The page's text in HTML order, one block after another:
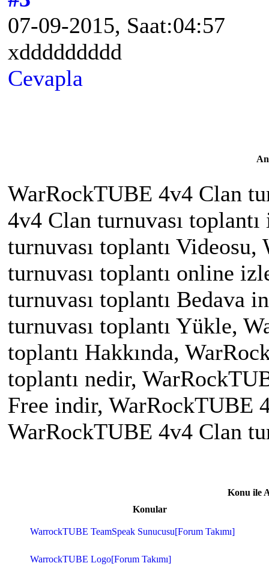
07-09-2015, Saat:04:57
xddddddddd
Cevapla
WarRockTUBE 4v4 Clan
4v4 Clan turnuvası
turnuvası toplantı
turnuvası toplantı online
turnuvası toplantı Bedava
turnuvası toplantı Yükle,
toplantı Hakkında,
toplantı nedir,
Free indir, WarRockTUBE
WarRockTUBE 4v4 Clan
Konu ile
Konular
WarrockTUBE TeamSpeak Sunucusu[Forum Takımı]
WarrockTUBE Logo[Forum Takımı]